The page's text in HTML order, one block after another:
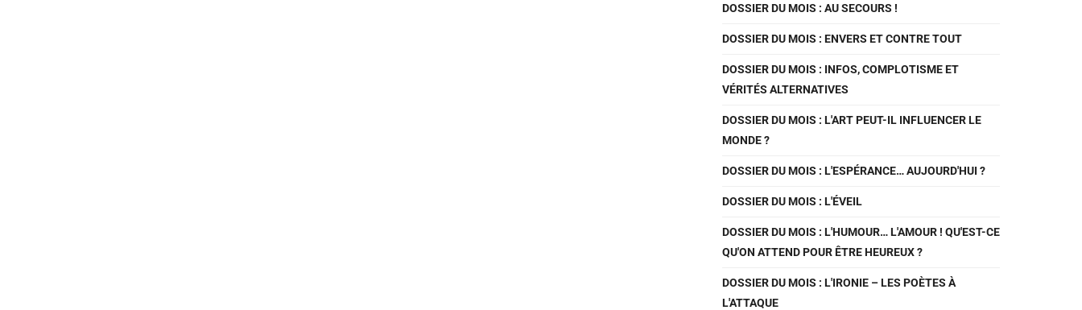
DOSSIER DU MOIS : AU SECOURS !
DOSSIER DU MOIS : ENVERS ET CONTRE TOUT
DOSSIER DU MOIS : INFOS, COMPLOTISME ET
VÉRITÉS ALTERNATIVES
DOSSIER DU MOIS : L'ART PEUT-IL INFLUENCER LE
MONDE ?
DOSSIER DU MOIS : L'ESPÉRANCE… AUJOURD'HUI ?
DOSSIER DU MOIS : L'ÉVEIL
DOSSIER DU MOIS : L'HUMOUR… L'AMOUR ! QU'EST-CE
QU'ON ATTEND POUR ÊTRE HEUREUX ?
DOSSIER DU MOIS : L'IRONIE – LES POÈTES À
L'ATTAQUE